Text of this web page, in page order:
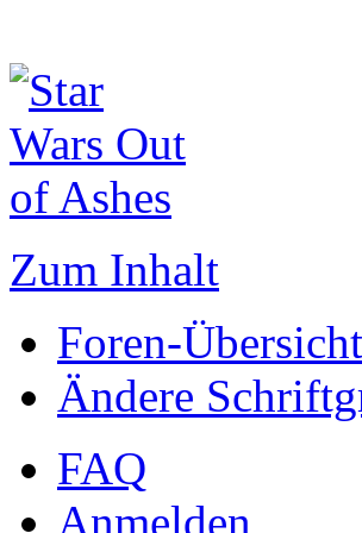
Zum Inhalt
Foren-Übersicht
Ändere
FAQ
Anmelden